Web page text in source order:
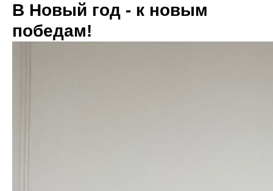
В Новый год - к новым
победам!